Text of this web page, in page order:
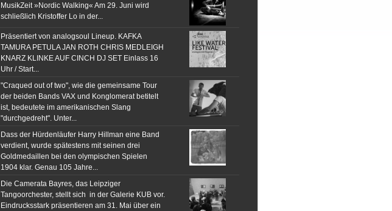
MusikZeit »Nordic Walking« Am 29. Juni wird
schließlich Kristoffer Lo in der...
Präsentiert von analogsoul Lineup. KAFKA
TAMURA PETULA JAN ROTH CHRIS MEDLEIGH
KNARZ KLINKE AUF CINCH DJ SET Einlass 16
Uhr / Start...
"Craqued out of two", wie die gemeinsame Tour
der beiden Bands VAX und Konglomerat betitelt
ist, bedeutete im amerikanischen Slang
"durchgedreht". Unter...
Dass der Hürdenläufer Harry Hillman eine Band
verdient, wurde spätestens mit seinen drei
Goldmedaillen bei den olympischen Spielen
1904 klar. Genau 105 Jahre...
Die Camerata Bayres, das Leipziger
Tangoorchester, stellt sich in der Galerie KUB vor.
Eindrucksstark präsentieren am 31. Mai über ein